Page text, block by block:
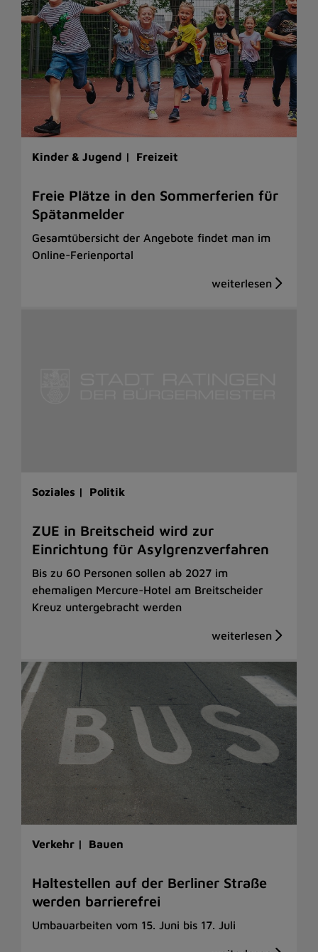
Kinder & Jugend | Freizeit
Freie Plätze in den Sommerferien für
Spätanmelder
Gesamtübersicht der Angebote findet man im
Online-Ferienportal
Soziales | Politik
ZUE in Breitscheid wird zur
Einrichtung für Asylgrenzverfahren
Bis zu 60 Personen sollen ab 2027 im
ehemaligen Mercure-Hotel am Breitscheider
Kreuz untergebracht werden
Verkehr | Bauen
Haltestellen auf der Berliner Straße
werden barrierefrei
Umbauarbeiten vom 15. Juni bis 17. Juli